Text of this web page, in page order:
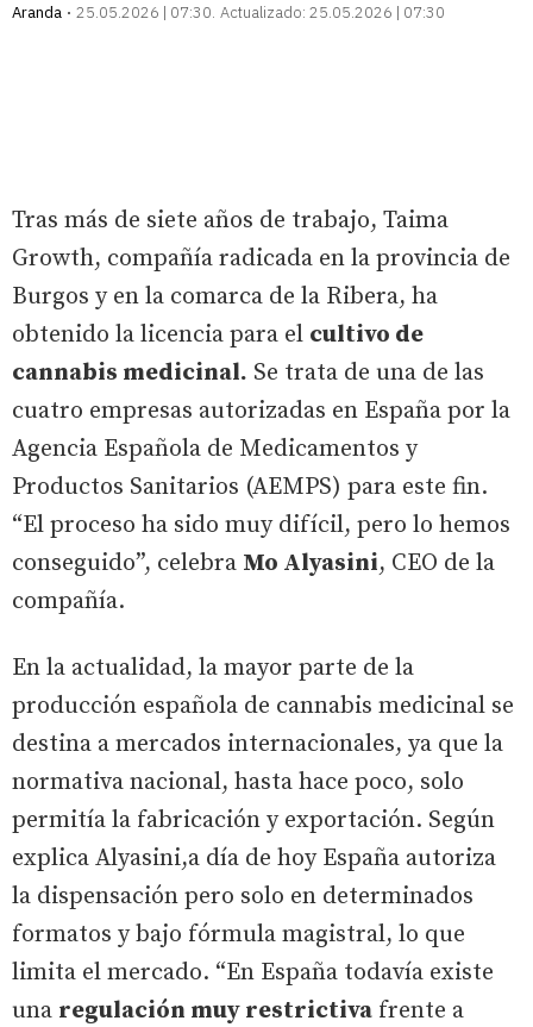
Aranda
25.05.2026 | 07:30 Actualizado: 25.05.2026 | 07:30
Tras más de siete años de trabajo, Taima
Growth, compañía radicada en la provincia de
Burgos y en la comarca de la Ribera, ha
obtenido la licencia para el cultivo de
cannabis medicinal. Se trata de una de las
cuatro empresas autorizadas en España por la
Agencia Española de Medicamentos y
Productos Sanitarios (AEMPS) para este fin.
“El proceso ha sido muy difícil, pero lo hemos
conseguido”, celebra Mo Alyasini, CEO de la
compañía.
En la actualidad, la mayor parte de la
producción española de cannabis medicinal se
destina a mercados internacionales, ya que la
normativa nacional, hasta hace poco, solo
permitía la fabricación y exportación. Según
explica Alyasini,a día de hoy España autoriza
la dispensación pero solo en determinados
formatos y bajo fórmula magistral, lo que
limita el mercado. “En España todavía existe
una regulación muy restrictiva frente a